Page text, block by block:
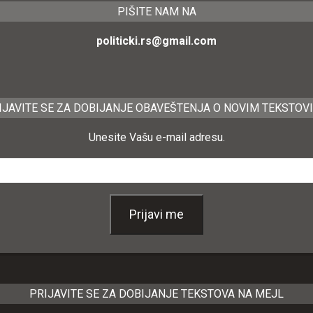
PIŠITE NAM NA
politicki.rs@gmail.com
SE ZA DOBIJANJE OBAVEŠTENJA O NOVIM
Unesite Vašu e-mail adresu.
Prijavi me
PRIJAVITE SE ZA DOBIJANJE TEKSTOVA NA MEJL